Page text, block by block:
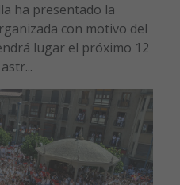
ha presentado la
con motivo del
lugar el próximo 12